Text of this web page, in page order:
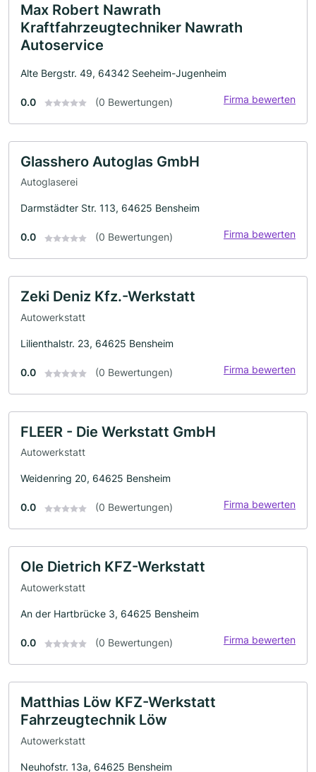
Max Robert Nawrath
Kraftfahrzeugtechniker Nawrath
Autoservice
Alte Bergstr. 49, 64342 Seeheim-Jugenheim
0.0 (0 Bewertungen) Firma bewerten
Glasshero Autoglas GmbH
Autoglaserei
Darmstädter Str. 113, 64625 Bensheim
0.0 (0 Bewertungen) Firma bewerten
Zeki Deniz Kfz.-Werkstatt
Autowerkstatt
Lilienthalstr. 23, 64625 Bensheim
0.0 (0 Bewertungen) Firma bewerten
FLEER - Die Werkstatt GmbH
Autowerkstatt
Weidenring 20, 64625 Bensheim
0.0 (0 Bewertungen) Firma bewerten
Ole Dietrich KFZ-Werkstatt
Autowerkstatt
An der Hartbrücke 3, 64625 Bensheim
0.0 (0 Bewertungen) Firma bewerten
Matthias Löw KFZ-Werkstatt
Fahrzeugtechnik Löw
Autowerkstatt
Neuhofstr. 13a, 64625 Bensheim